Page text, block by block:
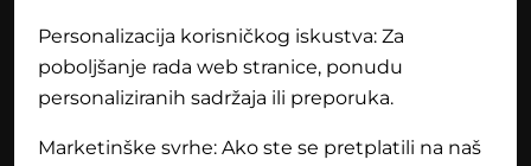
Personalizacija korisničkog iskustva: Za
poboljšanje rada web stranice, ponudu
personaliziranih sadržaja ili preporuka.
Marketinške svrhe: Ako ste se pretplatili na naš